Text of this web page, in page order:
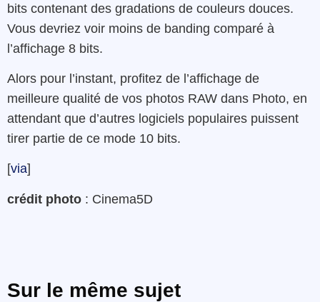
bits contenant des gradations de couleurs douces.
Vous devriez voir moins de banding comparé à
l’affichage 8 bits.
Alors pour l’instant, profitez de l’affichage de
meilleure qualité de vos photos RAW dans Photo, en
attendant que d’autres logiciels populaires puissent
tirer partie de ce mode 10 bits.
[via]
crédit photo : Cinema5D
Sur le même sujet